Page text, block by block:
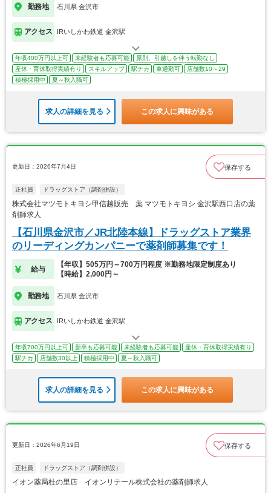
勤務地 石川県 金沢市
アクセス IRいしかわ鉄道 金沢駅
年収400万円以上可 未経験者も応募可能
原則、引越しを伴う転勤なし
産休・育休取得実績有り
スキルアップ 駅チカ 車通勤可
店舗数10～29
積極採用中
夏～秋入職可
求人の詳細を見る この求人に興味がある
更新日：2026年7月4日 保存する
正社員 ドラッグストア（調剤併設）
株式会社マツモトキヨシ甲信越販売 薬 マツモトキヨシ 金沢駅西口店の薬
剤師求人
【石川県金沢市／JR北陸本線】ドラッグストア業界
のリーディングカンパニーで薬剤師募集です！
給与
【年収】505万円～700万円程度 ※勤務地限定制度あり
【時給】2,000円～
勤務地 石川県 金沢市
アクセス IRいしかわ鉄道 金沢駅
年収700万円以上可 新卒も応募可能 未経験者も応募可能
産休・育休取得実績有り
駅チカ
店舗数30以上 積極採用中 夏～秋入職可
求人の詳細を見る この求人に興味がある
更新日：2026年6月19日 保存する
正社員 ドラッグストア（調剤併設）
イオン薬局杜の里店 イオンリテール株式会社の薬剤師求人